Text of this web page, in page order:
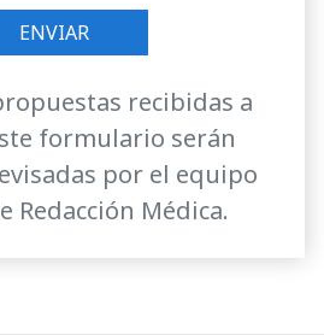
recibidas a
formulario serán
por el equipo
Redacción Médica.